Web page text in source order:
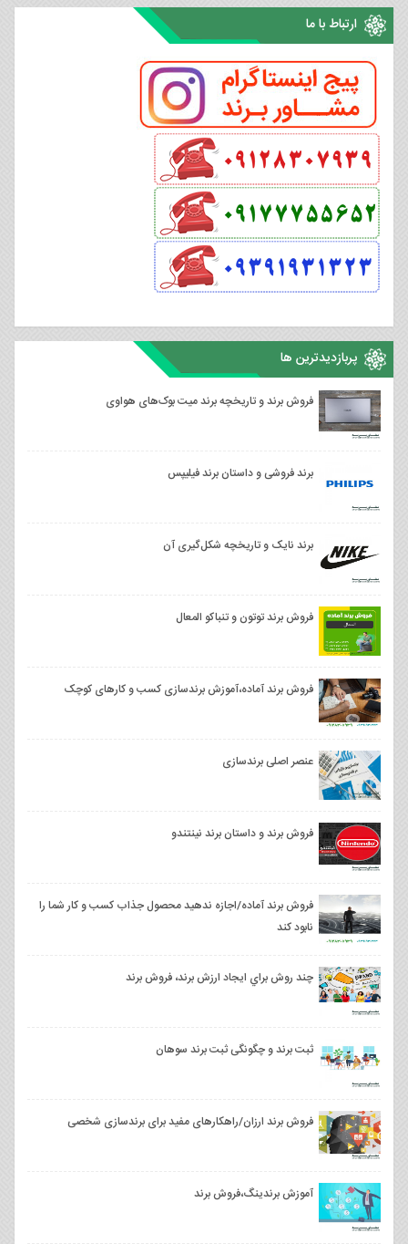
ارتباط با ما
پربازدیدترین ها
فروش برند و تاریخچه برند میت بوک‌های هواوی
برند فروشی و داستان برند فیلیپس
برند نایک و تاریخچه شکل‌گیری آن
فروش برند توتون و تنباکو المعال
فروش برند آماده،آموزش برندسازی کسب و کا‌رهای کوچک‌
عنصر اصلی برندسازی
فروش برند و داستان برند نینتندو
فروش برند آماده/اجازه ندهید محصول جذاب کسب‌ و کار شما را
نابود کند
چند روش براي ايجاد ارزش برند، فروش برند
ثبت برند و چگونگی ثبت برند سوهان
فروش برند ارزان/راهکارهای مفید برای برندسازی شخصی
آموزش برندینگ،فروش برند